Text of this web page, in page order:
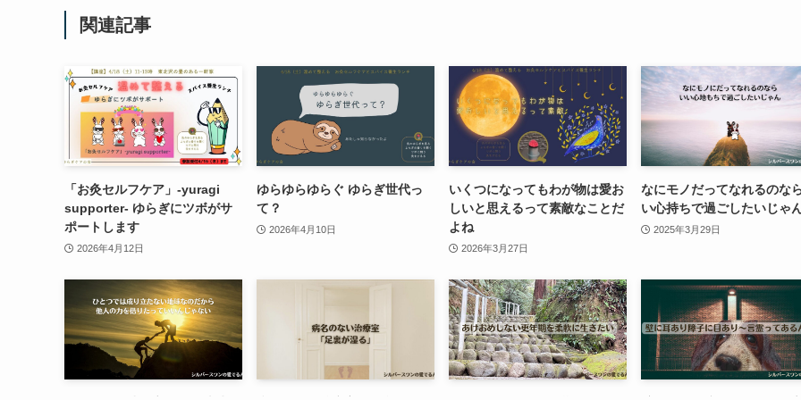
関連記事
「お灸セルフケア」-yuragi
supporter- ゆらぎにツボがサ
ポートします
2026年4月12日
ゆらゆらゆらぐ ゆらぎ世代っ
て？
2026年4月10日
いくつになってもわが物は愛お
しいと思えるって素敵なことだ
よね
2026年3月27日
なにモノだってなれるのな
い心持ちで過ごしたいじゃ
2025年3月29日